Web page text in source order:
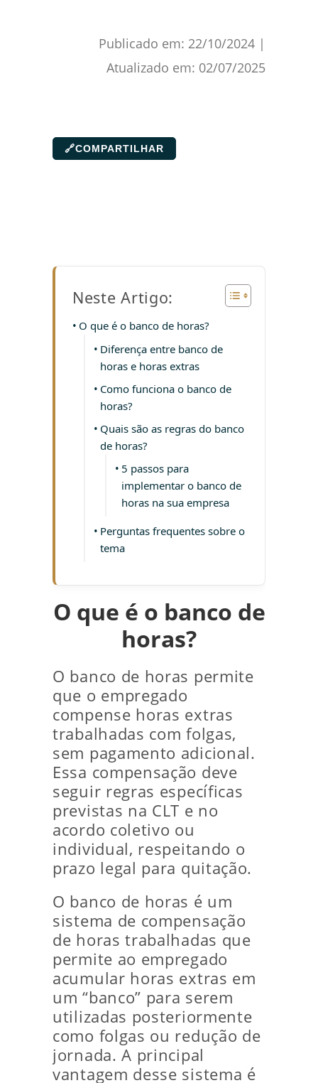
Publicado em: 22/10/2024 |
Atualizado em: 02/07/2025
🔗COMPARTILHAR
Neste Artigo:
O que é o banco de horas?
Diferença entre banco de
horas e horas extras
Como funciona o banco de
horas?
Quais são as regras do banco
de horas?
5 passos para
implementar o banco de
horas na sua empresa
Perguntas frequentes sobre o
tema
O que é o banco de
horas?
O banco de horas permite
que o empregado
compense horas extras
trabalhadas com folgas,
sem pagamento adicional.
Essa compensação deve
seguir regras específicas
previstas na CLT e no
acordo coletivo ou
individual, respeitando o
prazo legal para quitação.
O banco de horas é um
sistema de compensação
de horas trabalhadas que
permite ao empregado
acumular horas extras em
um “banco” para serem
utilizadas posteriormente
como folgas ou redução de
jornada. A principal
vantagem desse sistema é